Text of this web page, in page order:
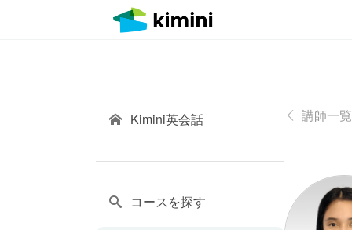
講師一
Kimini英会話
コースを探す